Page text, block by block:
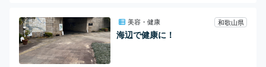
美容・健康 和歌山県
海辺で健康に！